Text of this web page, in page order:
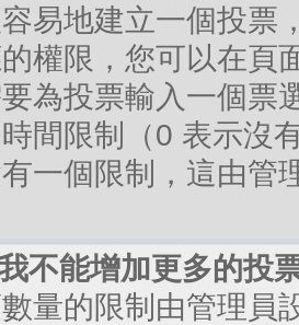
易地建立一個投票
權限，您可以在頁
為投票輸入一個票
間限制（0 表示沒
一個限制，這由管
不能增加更多的投
量的限制由管理員